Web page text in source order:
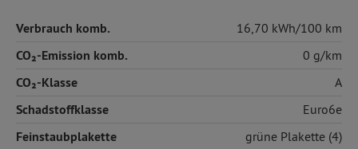
Verbrauch komb. 16,70 kWh/100 km
CO₂-Emission komb. 0 g/km
CO₂-Klasse A
Schadstoffklasse Euro6e
Feinstaubplakette grüne Plakette (4)